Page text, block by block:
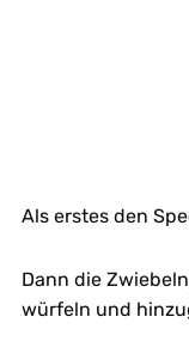
Als erstes den
Dann die
würfeln und